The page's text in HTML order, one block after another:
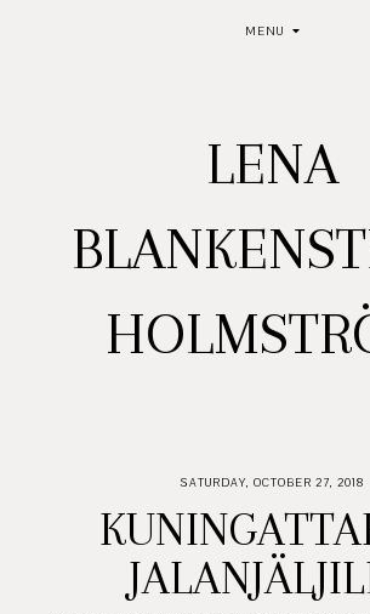
MENU
LENA
SATURDAY, OCTOBER 27, 2018